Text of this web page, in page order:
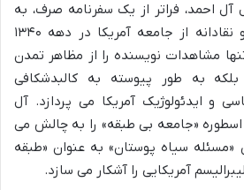
آل احمد، فراتر از یک سفرنامه صرف، به
منزله یک تحلیل عمیق و نقادانه از جامعه آمریکا در دهه ۱۳۴۰
مشاهدات نویسنده را از مظاهر تمدن
به طور پیوسته به کالبدشکافی
و ایدئولوژیک آمریکا می پردازد. آل
اسطوره «جامعه بی طبقه» را به چالش می
«مسئله سیاه پوستان» به عنوان «طبقه
آمریکایی را آشکار می سازد.